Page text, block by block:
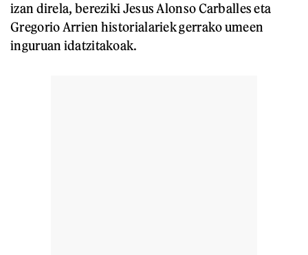
izan direla, bereziki Jesus Alonso Carballes eta
Gregorio Arrien historialariek gerrako umeen
inguruan idatzitakoak.